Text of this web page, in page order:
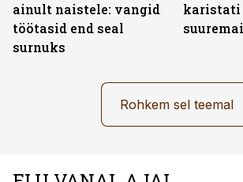
ainult naistele: vangid
töötasid end seal
surnuks
karistati
Rohkem sel teemal